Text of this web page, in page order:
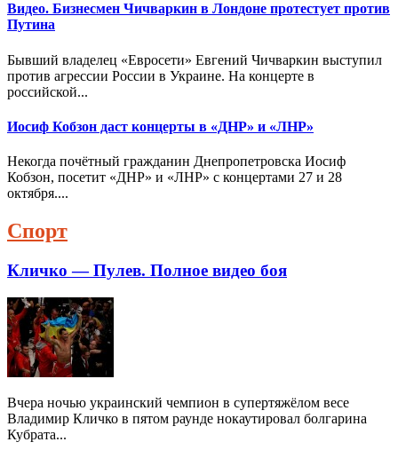
Видео. Бизнесмен Чичваркин в Лондоне протестует против
Путина
Бывший владелец «Евросети» Евгений Чичваркин выступил
против агрессии России в Украине. На концерте в
российской...
Иосиф Кобзон даст концерты в «ДНР» и «ЛНР»
Некогда почётный гражданин Днепропетровска Иосиф
Кобзон, посетит «ДНР» и «ЛНР» с концертами 27 и 28
октября....
Спорт
Кличко — Пулев. Полное видео боя
Вчера ночью украинский чемпион в супертяжёлом весе
Владимир Кличко в пятом раунде нокаутировал болгарина
Кубрата...